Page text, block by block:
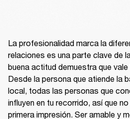
La profesionalidad marca la
relaciones es una parte clave de
buena actitud demuestra que
Desde la persona que atiende la
local, todas las personas que
influyen en tu recorrido, así que
primera impresión. Ser amable y